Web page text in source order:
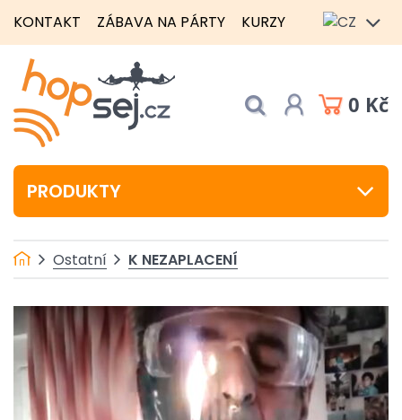
KONTAKT ZÁBAVA NA PÁRTY KURZY
0 Kč
PRODUKTY
Ostatní K NEZAPLACENÍ